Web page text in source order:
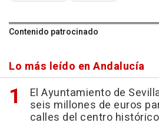
Contenido patrocinado
Lo más leído en Andalucía
El Ayuntamiento de
seis millones de euros
calles del centro histórico